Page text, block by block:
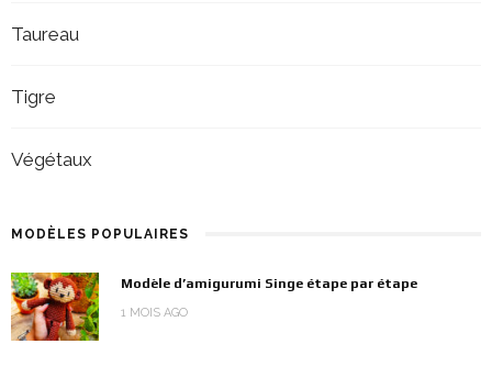
Taureau
Tigre
Végétaux
MODÈLES POPULAIRES
Modèle d’amigurumi Singe étape par étape
1 MOIS AGO